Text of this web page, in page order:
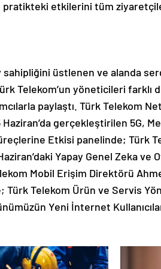
etkilerini tüm
sahipliğini üstlenen ve alanda
Telekom’un yöneticileri
paylaştı. Türk Telekom
gerçekleştirilen 5G,
Etkisi panelinde; Türk
Yapay Genel Zeka ve
Mobil Erişim Direktörü
Türk Telekom Ürün ve Servis
Yeni İnternet